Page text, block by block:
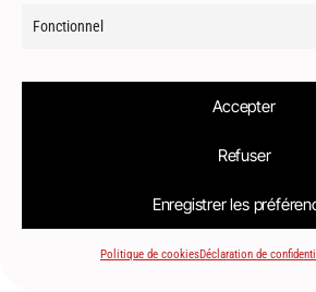
Fonctionnel
Accepter
Refuser
Enregistrer les
Politique de cookiesDéclaration de